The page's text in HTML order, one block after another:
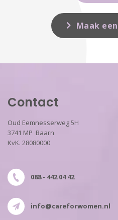
Maak
Contact
Oud Eemnesserweg 5H
3741 MP Baarn
KvK. 28080000
088 - 442 04 42
info@careforwomen.nl